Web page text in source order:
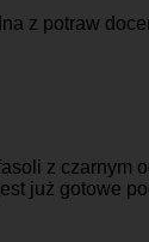
z potraw
z czarnym
już gotowe